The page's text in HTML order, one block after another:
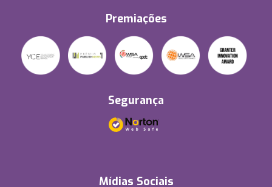
Premiações
Segurança
Mídias Sociais